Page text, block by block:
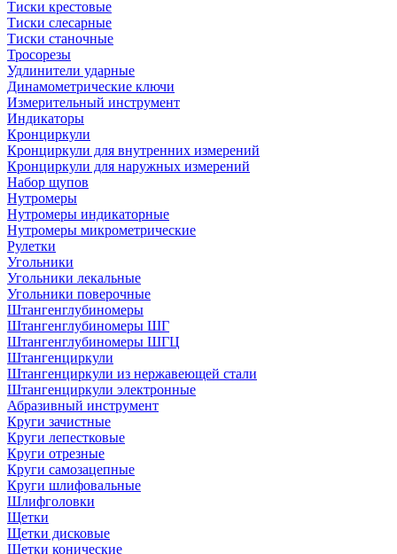
Тиски крестовые
Тиски слесарные
Тиски станочные
Тросорезы
Удлинители ударные
Динамометрические ключи
Измерительный инструмент
Индикаторы
Кронциркули
Кронциркули для внутренних измерений
Кронциркули для наружных измерений
Набор щупов
Нутромеры
Нутромеры индикаторные
Нутромеры микрометрические
Рулетки
Угольники
Угольники лекальные
Угольники поверочные
Штангенглубиномеры
Штангенглубиномеры ШГ
Штангенглубиномеры ШГЦ
Штангенциркули
Штангенциркули из нержавеющей стали
Штангенциркули электронные
Абразивный инструмент
Круги зачистные
Круги лепестковые
Круги отрезные
Круги самозацепные
Круги шлифовальные
Шлифголовки
Щетки
Щетки дисковые
Щетки конические